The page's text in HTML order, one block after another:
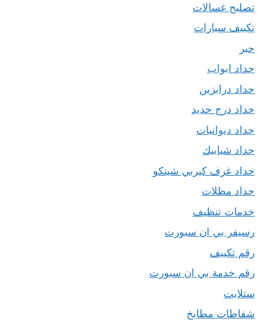
تصليح غسالات
تكييف سيارات
حبر
حداد ابواب
حداد درابزين
حداد درج حديد
حداد ديوانيات
حداد شبابيك
حداد غرف كيربي شينكو
حداد مظلات
خدمات تنظيف
رسيفر بي ان سبورت
رقم تكييف
رقم خدمة بي ان سبورت
ستلايت
شفاطات مطابخ